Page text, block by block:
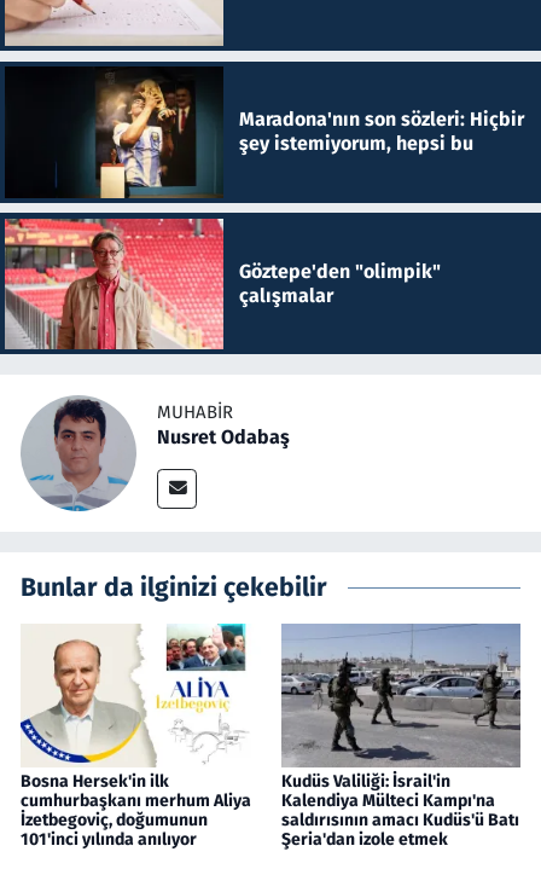
Maradona'nın son sözleri: Hiçbir
şey istemiyorum, hepsi bu
Göztepe'den "olimpik"
çalışmalar
MUHABIR
Nusret Odabaş
Bunlar da ilginizi çekebilir
Bosna Hersek'in ilk
cumhurbaşkanı merhum Aliya
İzetbegoviç, doğumunun
101'inci yılında anılıyor
Kudüs Valiliği: İsrail'in
Kalendiya Mülteci Kampı'na
saldırısının amacı Kudüs'ü Batı
Şeria'dan izole etmek